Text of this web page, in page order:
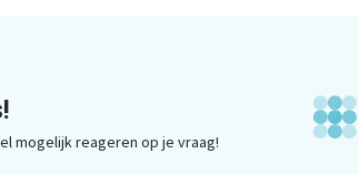
mogelijk reageren op je vraag!